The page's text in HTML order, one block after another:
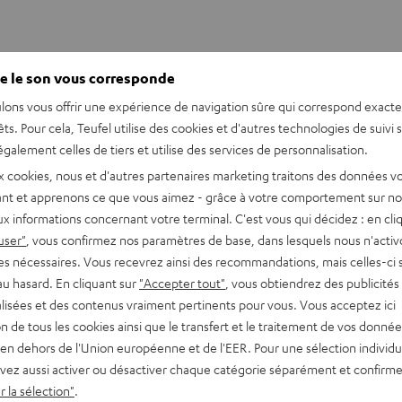
supérieur standard chez
le son vous corresponde
vous offrir une expérience de navigation sûre qui correspond
Pour cela, Teufel utilise des cookies et d'autres technologies de suivi
celles de tiers et utilise des services de personnalisation.
cookies, nous et d'autres partenaires marketing traitons des données
et apprenons ce que vous aimez - grâce à votre comportement sur
informations concernant votre terminal. C'est vous qui décidez : en
, vous confirmez nos paramètres de base, dans lesquels nous
nécessaires. Vous recevrez ainsi des recommandations, mais celles-ci
hasard. En cliquant sur "Accepter tout" , vous obtiendrez des publicités
et des contenus vraiment pertinents pour vous. Vous acceptez ici
de tous les cookies ainsi que le transfert et le traitement de vos
dehors de l'Union européenne et de l'EER. Pour une sélection
aussi activer ou désactiver chaque catégorie séparément et
la sélection"